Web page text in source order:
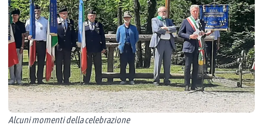
Alcuni momenti della celebrazione